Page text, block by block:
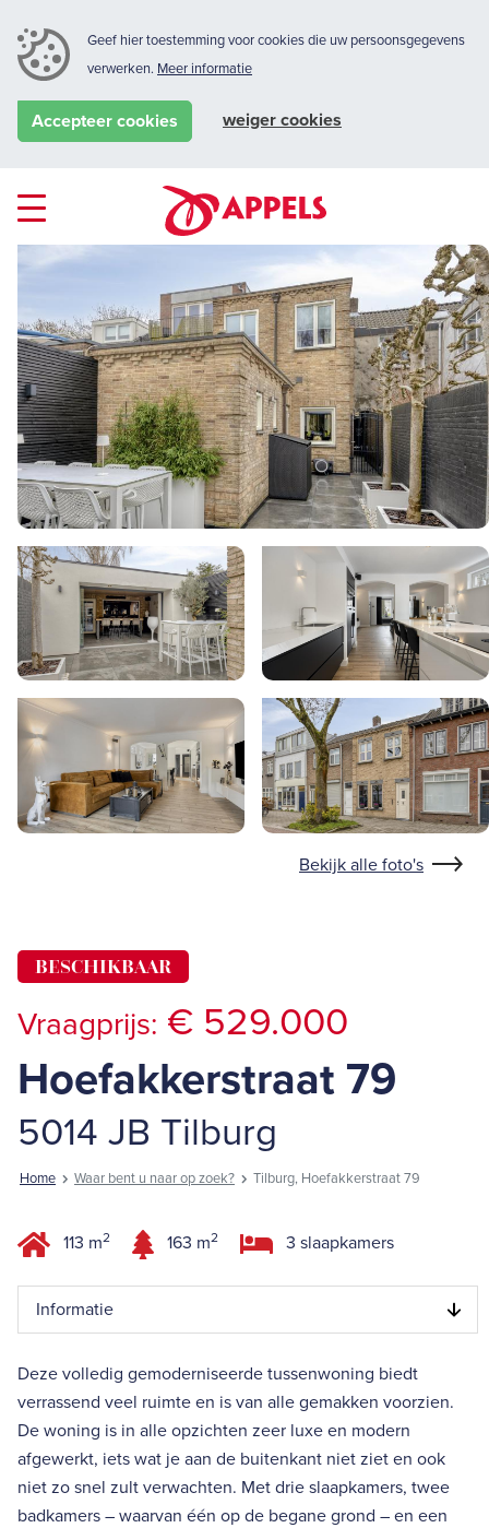
Geef hier toestemming voor cookies die uw persoonsgegevens
verwerken. Meer informatie
Accepteer cookies weiger cookies
Bekijk alle foto's
BESCHIKBAAR
Vraagprijs: € 529.000
Hoefakkerstraat 79
5014 JB Tilburg
Home Waar bent u naar op zoek? Tilburg, Hoefakkerstraat 79
113 m2 163 m2 3 slaapkamers
Informatie
Deze volledig gemoderniseerde tussenwoning biedt
verrassend veel ruimte en is van alle gemakken voorzien.
De woning is in alle opzichten zeer luxe en modern
afgewerkt, iets wat je aan de buitenkant niet ziet en ook
niet zo snel zult verwachten. Met drie slaapkamers, twee
badkamers – waarvan één op de begane grond – en een